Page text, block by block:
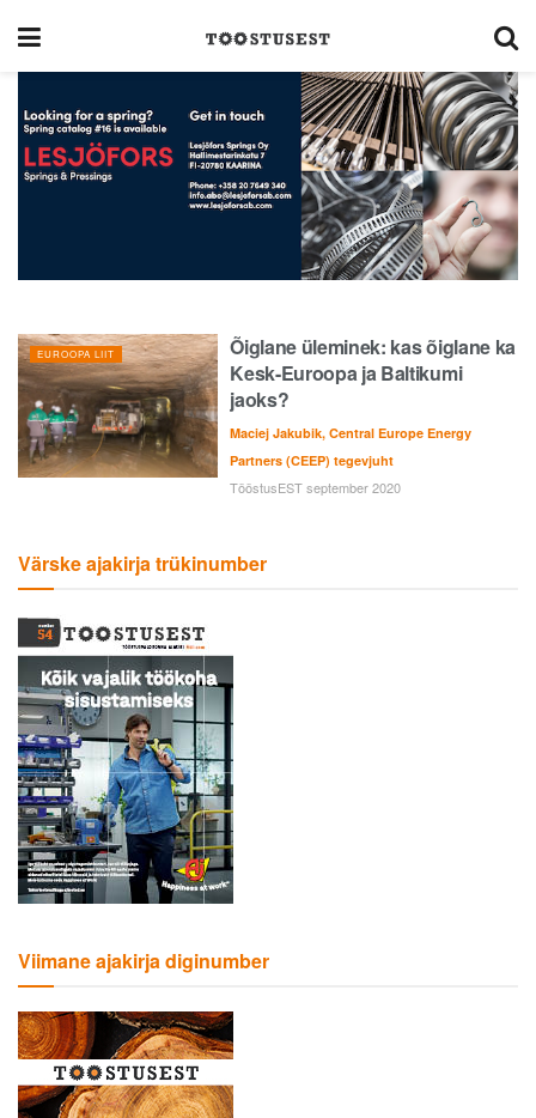
EUROOPA LIIT
Õiglane üleminek: kas õiglane ka
Kesk-Euroopa ja Baltikumi
jaoks?
Maciej Jakubik, Central Europe Energy
Partners (CEEP) tegevjuht
TööstusEST september 2020
Värske ajakirja trükinumber
Viimane ajakirja diginumber